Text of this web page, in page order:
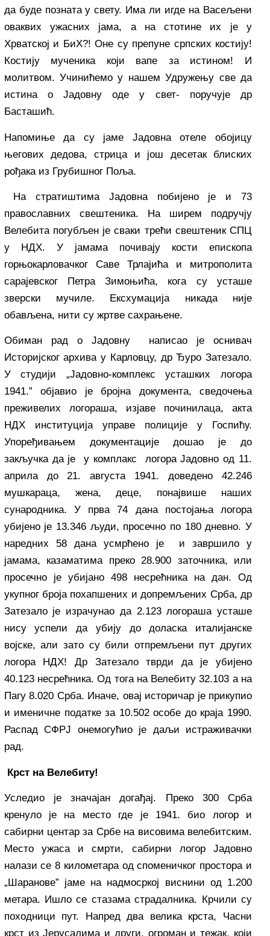
да буде позната у свету. Има ли игде на Васељени
оваквих ужасних јама, а на стотине их је у
Хрватској и БиХ?! Оне су препуне српских костију!
Костију мученика који вапе за истином! И
молитвом. Учинићемо у нашем Удружењу све да
истина о Јадовну оде у свет- поручује др
Басташић.
Напомиње да су јаме Јадовна отеле обојицу
његових дедова, стрица и још десетак блиских
рођака из Грубишног Поља.
На стратиштима Јадовна побијено је и 73
православних свештеника. На ширем подручју
Велебита погубљен је сваки трећи свештеник СПЦ
у НДХ. У јамама почивају кости епископа
горњокарловачког Саве Трлајића и митрополита
сарајевског Петра Зимоњића, кога су усташе
зверски мучиле. Ексхумација никада није
обављена, нити су жртве сахрањене.
Обиман рад о Јадовну написао је оснивач
Историјског архива у Карловцу, др Ђуро Затезало.
У студији „Јадовно-комплекс усташких логора
1941.” објавио је бројна документа, сведочења
преживелих логораша, изјаве починилаца, акта
НДХ институција управе полиције у Госпићу.
Упоређивањем документације дошао је до
закључка да је у комплакс логора Јадовно од 11.
априла до 21. августа 1941. доведено 42.246
мушкараца, жена, деце, понајвише наших
сународника. У прва 74 дана постојања логора
убијено је 13.346 људи, просечно по 180 дневно. У
наредних 58 дана усмрћено је и завршило у
јамама, казаматима преко 28.900 заточника, или
просечно је убијано 498 несрећника на дан. Од
укупног броја похапшених и допремљених Срба, др
Затезало је израчунао да 2.123 логораша усташе
нису успели да убију до доласка италијанске
војске, али зато су били отпремљени пут других
логора НДХ! Др Затезало тврди да је убијено
40.123 несрећника. Од тога на Велебиту 32.103 а на
Пагу 8.020 Срба. Иначе, овај историчар је прикупио
и именичне податке за 10.502 особе до краја 1990.
Распад СФРЈ онемогућио је даљи истраживачки
рад.
Крст на Велебиту!
Уследио је значајан догађај. Преко 300 Срба
кренуло је на место где је 1941. био логор и
сабирни центар за Србе на висовима велебитским.
Место ужаса и смрти, сабирни логор Јадовно
налази се 8 километара од споменичког простора и
„Шаранове” јаме на надмосркој виснини од 1.200
метара. Ишло се стазама страдалника. Крчили су
походници пут. Напред два велика крста, Часни
крст из Јерусалима и други, огроман и тежак, који